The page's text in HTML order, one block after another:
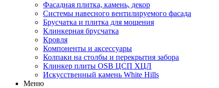
Фасадная плитка, камень, декор
Системы навесного вентилируемого фасада
Брусчатка и плитка для мощения
Клинкерная брусчатка
Кровля
Компоненты и аксессуары
Колпаки на столбы и перекрытия забора
Клинкер плиты OSB ЦСП ХЦЛ
Искусственный камень White Hills
Меню